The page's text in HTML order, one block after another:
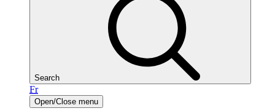
Search
Fr
Open/Close menu